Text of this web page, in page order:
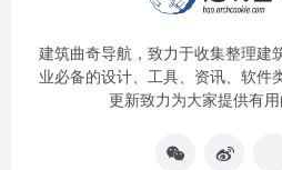
建筑曲奇导航 ，致力于收集整理
业必备的设计、工具、资讯、软件
更新致力为大家提供有